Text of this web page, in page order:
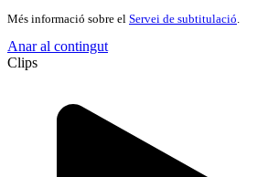
Més informació sobre el Servei de subtitulació
Anar al contingut
Clips